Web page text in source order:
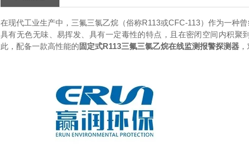
在现代工业生产中，三氟三氯乙烷（俗称R113或CFC-113）作为一种
具有无色无味、易挥发、具有一定毒性的特点，且在密闭空间内积聚
此，配备一款高性能的 固定式R113三氟三氯乙烷在线监测报警探测器